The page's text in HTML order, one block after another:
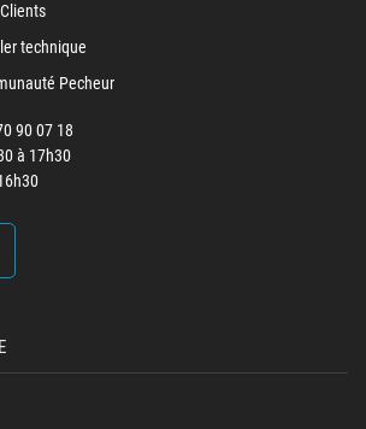
technique
Pecheur
90 07 18
à 17h30